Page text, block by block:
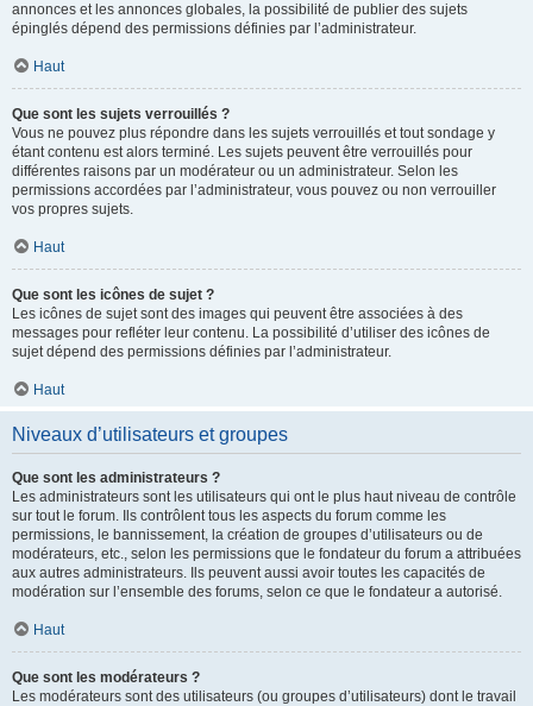
annonces et les annonces globales, la possibilité de publier des sujets
épinglés dépend des permissions définies par l’administrateur.
Haut
Que sont les sujets verrouillés ?
Vous ne pouvez plus répondre dans les sujets verrouillés et tout sondage y
étant contenu est alors terminé. Les sujets peuvent être verrouillés pour
différentes raisons par un modérateur ou un administrateur. Selon les
permissions accordées par l’administrateur, vous pouvez ou non verrouiller
vos propres sujets.
Haut
Que sont les icônes de sujet ?
Les icônes de sujet sont des images qui peuvent être associées à des
messages pour refléter leur contenu. La possibilité d’utiliser des icônes de
sujet dépend des permissions définies par l’administrateur.
Haut
Niveaux d’utilisateurs et groupes
Que sont les administrateurs ?
Les administrateurs sont les utilisateurs qui ont le plus haut niveau de contrôle
sur tout le forum. Ils contrôlent tous les aspects du forum comme les
permissions, le bannissement, la création de groupes d’utilisateurs ou de
modérateurs, etc., selon les permissions que le fondateur du forum a attribuées
aux autres administrateurs. Ils peuvent aussi avoir toutes les capacités de
modération sur l’ensemble des forums, selon ce que le fondateur a autorisé.
Haut
Que sont les modérateurs ?
Les modérateurs sont des utilisateurs (ou groupes d’utilisateurs) dont le travail